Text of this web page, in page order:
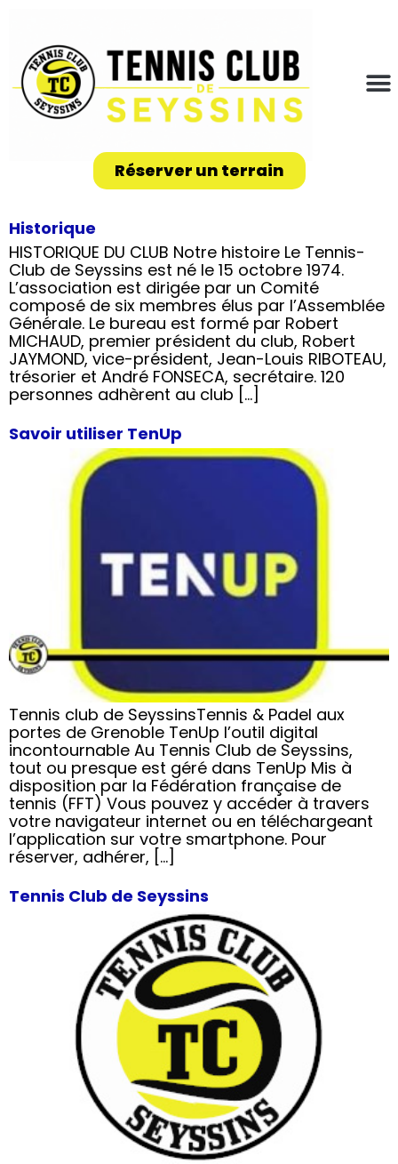
Réserver un terrain
Historique
HISTORIQUE DU CLUB Notre histoire Le Tennis-
Club de Seyssins est né le 15 octobre 1974.
L’association est dirigée par un Comité
composé de six membres élus par l’Assemblée
Générale. Le bureau est formé par Robert
MICHAUD, premier président du club, Robert
JAYMOND, vice-président, Jean-Louis RIBOTEAU,
trésorier et André FONSECA, secrétaire. 120
personnes adhèrent au club […]
Savoir utiliser TenUp
Tennis club de SeyssinsTennis & Padel aux
portes de Grenoble TenUp l’outil digital
incontournable Au Tennis Club de Seyssins,
tout ou presque est géré dans TenUp Mis à
disposition par la Fédération française de
tennis (FFT) Vous pouvez y accéder à travers
votre navigateur internet ou en téléchargeant
l’application sur votre smartphone. Pour
réserver, adhérer, […]
Tennis Club de Seyssins